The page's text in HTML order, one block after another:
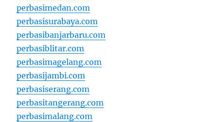
perbasimedan.com
perbasisurabaya.com
perbasibanjarbaru.com
perbasiblitar.com
perbasimagelang.com
perbasijambi.com
perbasiserang.com
perbasitangerang.com
perbasimalang.com